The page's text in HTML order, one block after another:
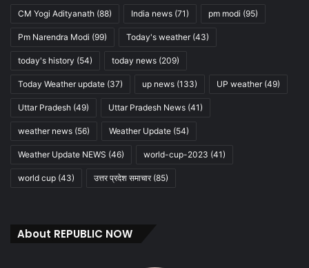
CM Yogi Adityanath (88) India news (71) pm modi (95)
Pm Narendra Modi (99) Today's weather(43)
today's history (54) today news (209)
Today Weather update (37) up news (133) UP weather(49)
Uttar Pradesh (49) Uttar Pradesh News (41)
weather news (56) Weather Update (54)
Weather Update NEWS (46) world-cup-2023 (41)
world cup (43) उत्तर प्रदेश समाचार(85)
About REPUBLIC NOW